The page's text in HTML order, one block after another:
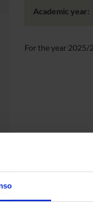
Academic year:
For the year 2025/